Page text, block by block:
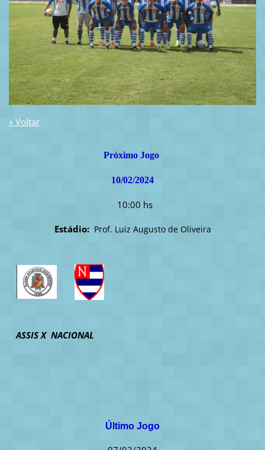
« Voltar
Próximo Jogo
10/02/2024
10:00 hs
Estádio: Prof. Luiz Augusto de Oliveira
ASSIS X NACIONAL
Último Jogo